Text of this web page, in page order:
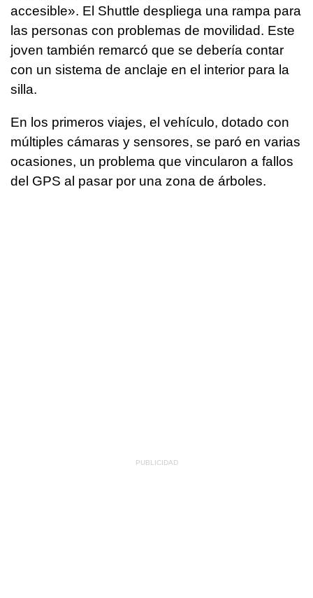
accesible». El Shuttle despliega una rampa para
las personas con problemas de movilidad. Este
joven también remarcó que se debería contar
con un sistema de anclaje en el interior para la
silla.
En los primeros viajes, el vehículo, dotado con
múltiples cámaras y sensores, se paró en varias
ocasiones, un problema que vincularon a fallos
del GPS al pasar por una zona de árboles.